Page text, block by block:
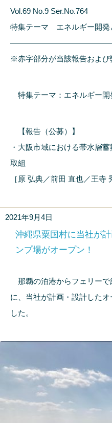
Vol.69 No.9 Ser.No.764
特集テーマ エネルギー開発
※赤字部分が当該報告およ
特集テーマ：エネルギー
【報告（公募）】
・大阪市域における帯水層
取組
［原 弘典／前田 直也／王寺
2021年9月4日
沖縄県粟国村に当社が
ンプ場がオープン！
那覇の泊港からフェリー
に、当社が計画・設計した
した。